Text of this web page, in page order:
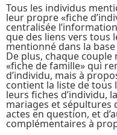
Tous les individus
leur propre «fiche
centralisée
que des liens vers tous
mentionné dans la
De plus, chaque
«fiche de famille» qui
d’individu, mais à
contient la liste de tous
leurs fiches d’individu,
mariages et sépultures
actes en question, et
complémentaires à